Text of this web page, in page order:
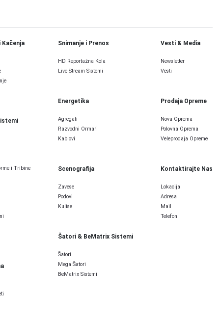
i Tribine
Snimanje i Prenos
HD Reportažna Kola
Live Stream Sistemi
Energetika
Agregati
Razvodni Ormari
Kablovi
Scenografija
Zavese
Podovi
Kulise
Šatori & BeMatrix Sistemi
Šatori
Mega Šatori
BeMatrix Sistemi
Vesti & Media
Newsletter
Vesti
Prodaja Opreme
Nova Oprema
Polovna Oprema
Veleprodaja Opreme
Kontaktirajte Nas
Lokacija
Adresa
Mail
Telefon